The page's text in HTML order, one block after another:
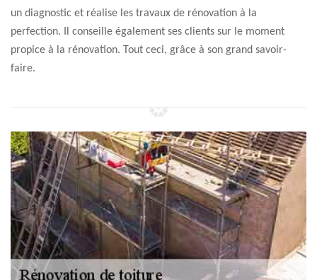
un diagnostic et réalise les travaux de rénovation à la
perfection. Il conseille également ses clients sur le moment
propice à la rénovation. Tout ceci, grâce à son grand savoir-
faire.